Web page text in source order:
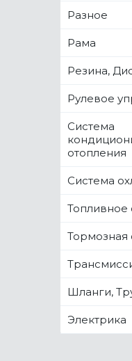
Разное
Рама
Резина,
Рулевое
Система
отопления
Система
Топливное
Тормозная
Шланги,
Электрика